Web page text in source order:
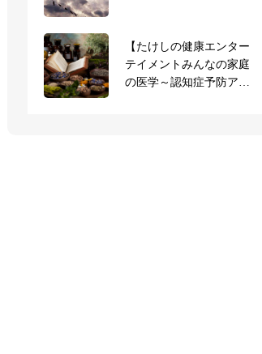
【たけしの健康エンター
テイメントみんなの家庭
の医学～認知症予防アロ
【お知らせ】AEAJ共通学
科試験、本日より申込み